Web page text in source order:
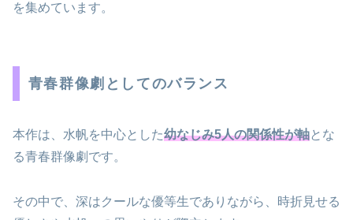
を集めています。
青春群像劇としてのバランス
本作は、水帆を中心とした幼なじみ5人の関係性が軸とな
る青春群像劇です。
その中で、深はクールな優等生でありながら、時折見せる